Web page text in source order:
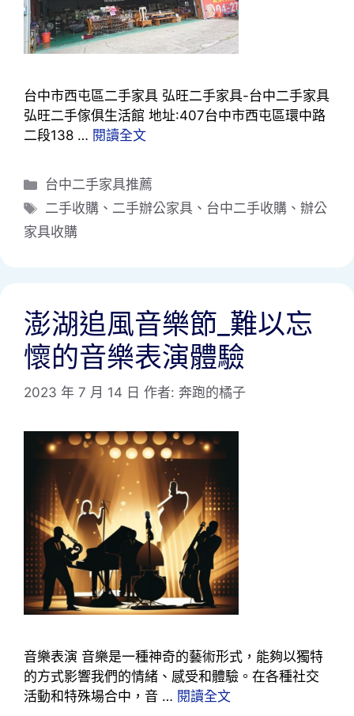
台中市西屯區二手家具 弘旺二手家具-台中二手家具
弘旺二手傢俱生活館 地址:407台中市西屯區環中路
二段138 … 閱讀全文
分
類
台中二手家具推薦
標
籤
二手收購 、 二手辦公家具 、 台中二手收購 、辦公
家具收購
澎湖追風音樂節_難以忘
懷的音樂表演體驗
2023 年 7 月 14 日 作者: 奔跑的橘子
音樂表演 音樂是一種神奇的藝術形式，能夠以獨特
的方式影響我們的情緒、感受和體驗。在各種社交
活動和特殊場合中，音 … 閱讀全文